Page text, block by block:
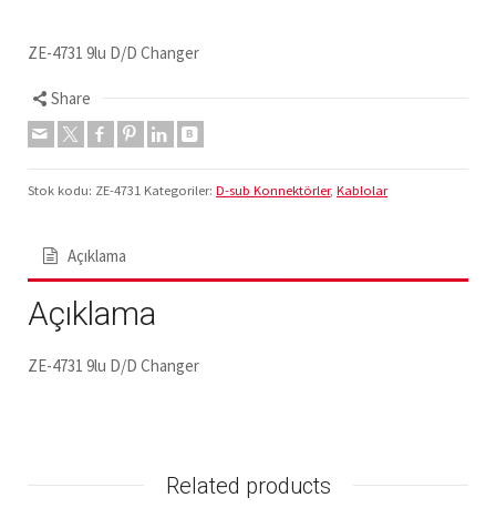
ZE-4731 9lu D/D Changer
Share
Stok kodu: ZE-4731 Kategoriler: D-sub Konnektörler, Kablolar
Açıklama
Açıklama
ZE-4731 9lu D/D Changer
Related products